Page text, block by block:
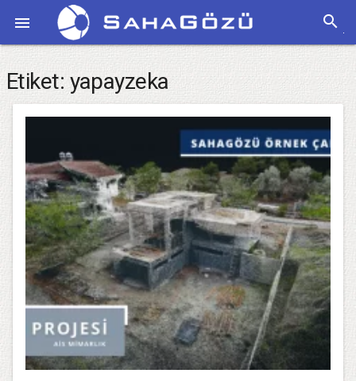
 search
Etiket: yapayzeka